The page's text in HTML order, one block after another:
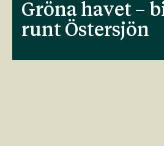
Gröna havet –
runt Östersjön